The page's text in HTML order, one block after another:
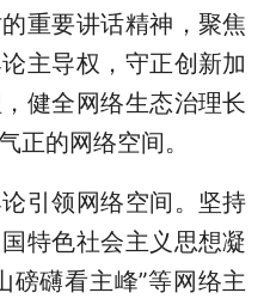
重要讲话精神，聚焦
主导权，守正创新加
健全网络生态治理长
正的网络空间。
领网络空间。坚持
特色社会主义思想凝
磅礴看主峰”等网络主